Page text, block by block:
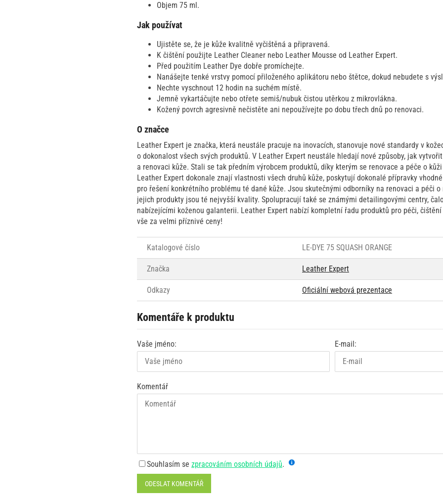
Objem 75 ml.
Jak používat
Ujistěte se, že je kůže kvalitně vyčištěná a připravená.
K čištění použijte Leather Cleaner nebo Leather Mousse od Leather Expert.
Před použitím Leather Dye dobře promíchejte.
Nanášejte tenké vrstvy pomocí přiloženého aplikátoru nebo štětce, dokud nebudete s
Nechte vyschnout 12 hodin na suchém místě.
Jemně vykartáčujte nebo otřete semiš/nubuk čistou utěrkou z mikrovlákna.
Kožený povrch agresivně nečistěte ani nepoužívejte po dobu třech dnů po renovaci.
O značce
Leather Expert je značka, která neustále pracuje na inovacích, stanovuje nové standardy v
o dokonalost všech svých produktů. V Leather Expert neustále hledají nové způsoby, jak
a renovaci kůže. Stali se tak předním výrobcem produktů, díky kterým se renovace a péče o
Leather Expert dokonale znají vlastnosti všech druhů kůže, poskytují dokonalé přípravky
pro řešení konkrétního problému té dané kůže. Jsou skutečnými odborníky na renovaci a péči o
jejich produkty jsou té nejvyšší kvality. Spolupracují také se známými detailingovými centry,
nabízejícími koženou galanterii. Leather Expert nabízí kompletní řadu produktů pro péči,
vše za velmi příznivé ceny!
Katalogové číslo LE-DYE 75 SQUASH ORANGE
Značka Leather Expert
Odkazy Oficiální webová prezentace
Komentáře k produktu
Vaše jméno: E-mail:
Komentář
Souhlasím se zpracováním osobních údajů.
ODESLAT KOMENTÁŘ